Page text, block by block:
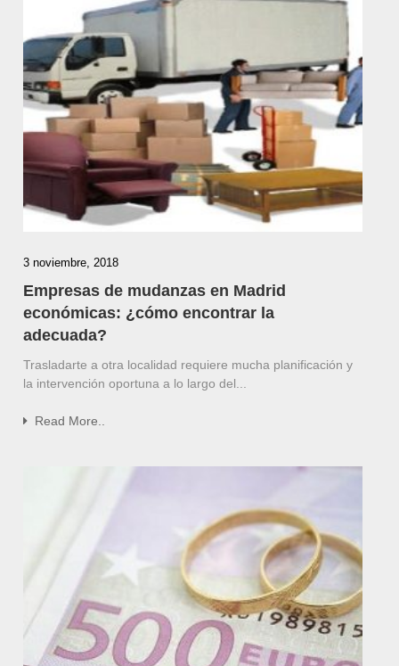
3 noviembre, 2018
Empresas de mudanzas en Madrid
económicas: ¿cómo encontrar la
adecuada?
Trasladarte a otra localidad requiere mucha planificación y
la intervención oportuna a lo largo del...
Read More..